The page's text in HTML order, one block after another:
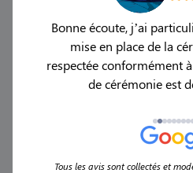
Bonne écoute, j’ai
mise en place de la
respectée conformément à nos
de cérémonie est
Tous les avis sont collectés et